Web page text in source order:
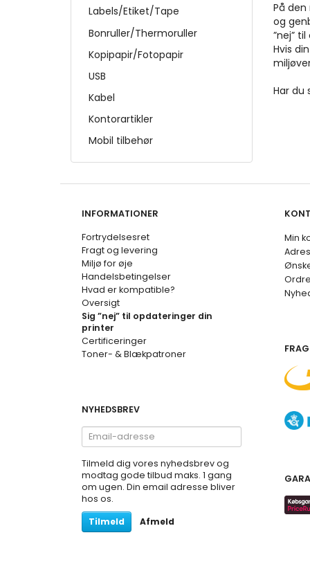
Labels/Etiket/Tape
Bonruller/Thermoruller
Kopipapir/Fotopapir
USB
Kabel
Kontorartikler
Mobil tilbehør
På
og
”nej”
Hvis
Har du
INFORMATIONER
Fortrydelsesret
Fragt og levering
Miljø for øje
Handelsbetingelser
Hvad er kompatible?
Oversigt
Sig ”nej” til opdateringer din
printer
Certificeringer
Toner- & Blækpatroner
NYHEDSBREV
Email-
adresse
Tilmeld dig vores nyhedsbrev og
modtag gode tilbud maks. 1 gang
om ugen. Din email adresse bliver
hos os.
Tilmeld
Afmeld
Min